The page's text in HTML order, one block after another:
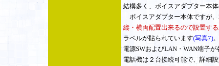
結構多く、ボイスアダプター本
ボイスアダプター本体ですが
縦・横両配置出来るので設置す
ラベルが貼られています(写真7)
電源SWおよびLAN・WAN端子
電話機は２台接続可能で、詳細